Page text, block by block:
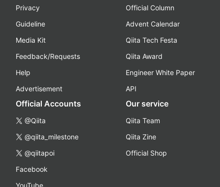
Privacy
Guideline
Media Kit
Feedback/Requests
Help
Advertisement
Official Column
Advent Calendar
Qiita Tech Festa
Qiita Award
Engineer White Paper
API
Official Accounts
@Qiita
@qiita_milestone
@qiitapoi
Facebook
YouTube
Our service
Qiita Team
Qiita Zine
Official Shop